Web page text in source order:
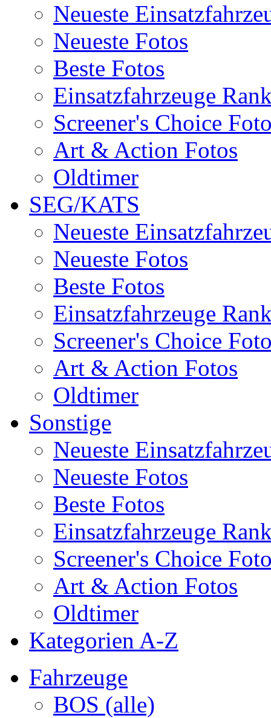
Neueste
Neueste Fotos
Beste Fotos
Einsatzfahrzeuge
Screener's Choice
Art & Action Fotos
Oldtimer
SEG/KATS
Neueste
Neueste Fotos
Beste Fotos
Einsatzfahrzeuge
Screener's Choice
Art & Action Fotos
Oldtimer
Sonstige
Neueste
Neueste Fotos
Beste Fotos
Einsatzfahrzeuge
Screener's Choice
Art & Action Fotos
Oldtimer
Kategorien A-Z
Fahrzeuge
BOS (alle)